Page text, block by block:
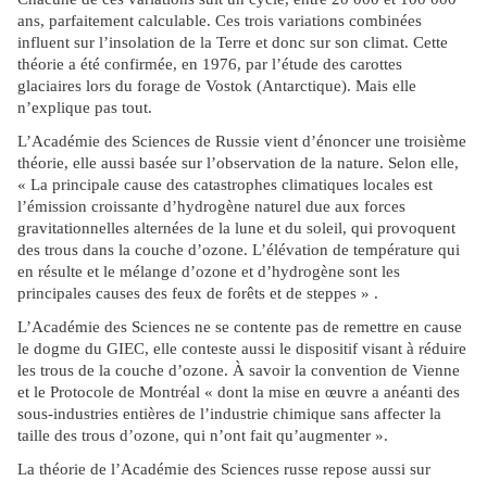
ans, parfaitement calculable. Ces trois variations combinées
influent sur l’insolation de la Terre et donc sur son climat. Cette
théorie a été confirmée, en 1976, par l’étude des carottes
glaciaires lors du forage de Vostok (Antarctique). Mais elle
n’explique pas tout.
L’Académie des Sciences de Russie vient d’énoncer une troisième
théorie, elle aussi basée sur l’observation de la nature. Selon elle,
« La principale cause des catastrophes climatiques locales est
l’émission croissante d’hydrogène naturel due aux forces
gravitationnelles alternées de la lune et du soleil, qui provoquent
des trous dans la couche d’ozone. L’élévation de température qui
en résulte et le mélange d’ozone et d’hydrogène sont les
principales causes des feux de forêts et de steppes » .
L’Académie des Sciences ne se contente pas de remettre en cause
le dogme du GIEC, elle conteste aussi le dispositif visant à réduire
les trous de la couche d’ozone. À savoir la convention de Vienne
et le Protocole de Montréal « dont la mise en œuvre a anéanti des
sous-industries entières de l’industrie chimique sans affecter la
taille des trous d’ozone, qui n’ont fait qu’augmenter ».
La théorie de l’Académie des Sciences russe repose aussi sur